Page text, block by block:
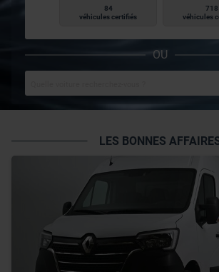
84
véhicules certifiés
718
véhicules
OU
LES BONNES